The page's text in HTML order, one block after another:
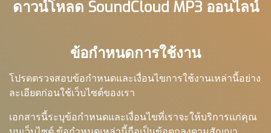
ดาวน์โหลด SoundCloud MP3 ออนไลน์
ข้อกำหนดการใช้งาน
โปรดตรวจสอบข้อกำหนดและเงื่อนไขการใช้งานเหล่านี้อย่าง
ละเอียดก่อนใช้เว็บไซต์ของเรา
เอกสารนี้ระบุข้อกำหนดและเงื่อนไขที่เราจะให้บริการแก่คุณ